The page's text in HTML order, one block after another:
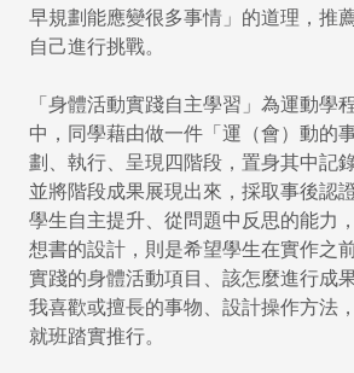
早規劃能應變很多事情」的道理，推
自己進行挑戰。
「身體活動實踐自主學習」為運動學
中，同學藉由做一件「運（會）動的
劃、執行、呈現四階段，置身其中記
並將階段成果展現出來，採取事後認
學生自主提升、從問題中反思的能力
想書的設計，則是希望學生在實作之
實踐的身體活動項目、該怎麼進行成
我喜歡或擅長的事物、設計操作方法
就班踏實推行。